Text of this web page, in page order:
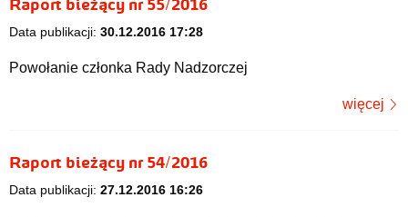
Data publikacji: 30.12.2016 17:28
Powołanie członka Rady Nadzorczej
więcej
Raport bieżący nr 54/2016
Data publikacji: 27.12.2016 16:26